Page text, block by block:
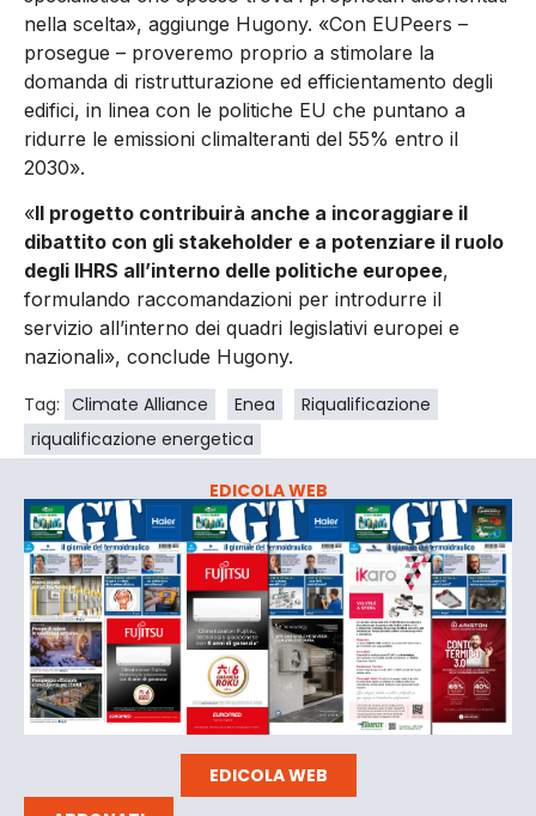
nella scelta», aggiunge Hugony. «Con EUPeers –
prosegue – proveremo proprio a stimolare la
domanda di ristrutturazione ed efficientamento degli
edifici, in linea con le politiche EU che puntano a
ridurre le emissioni climalteranti del 55% entro il
2030».
«Il progetto contribuirà anche a incoraggiare il
dibattito con gli stakeholder e a potenziare il ruolo
degli IHRS all’interno delle politiche europee,
formulando raccomandazioni per introdurre il
servizio all’interno dei quadri legislativi europei e
nazionali», conclude Hugony.
Tag: Climate Alliance Enea
Riqualificazione
riqualificazione energetica
EDICOLA WEB
EDICOLA WEB